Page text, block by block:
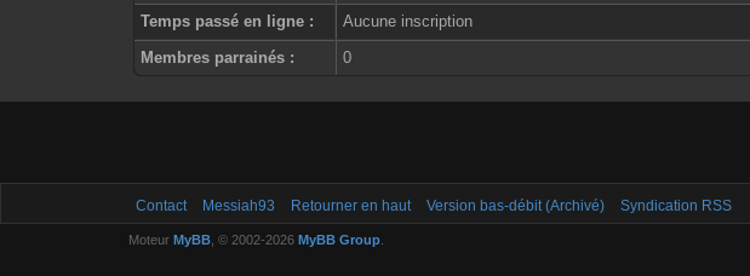
Temps passé en ligne :
Aucune inscription
Membres parrainés :
0
Contact Messiah93 Retourner en haut Version bas-débit (Archivé) Syndication RSS
Moteur MyBB, © 2002-2026 MyBB Group.